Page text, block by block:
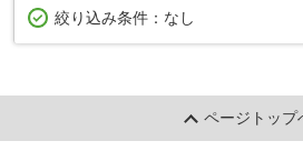
絞り込み条件： なし
ページトップ